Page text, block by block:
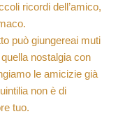
ricordi dell’amico,
può giungereai muti
nostalgia con
le amicizie già
non è di
tuo.